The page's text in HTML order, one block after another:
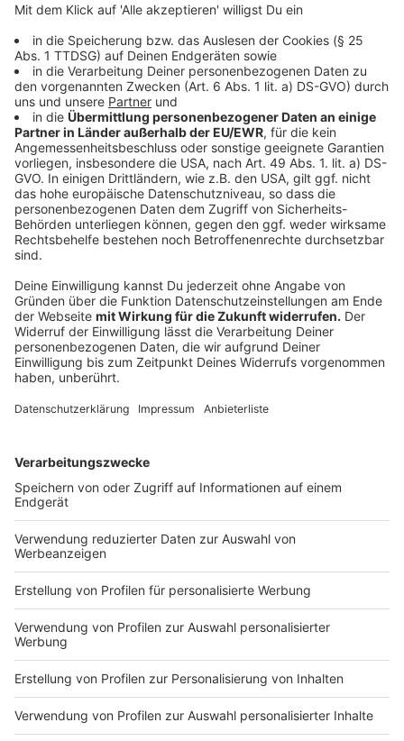
gegenüber der Protected Bike Lane bestätgt und hält
das Projekt für Geldverschwendung. Die CDU will jetzt
eine Radverbindung über die Bökelstraße oder die
Eickener Straße prüfen. Anders sieht das die SPD. Sie
akzeptiert zwar in ihrem Statement das Aus der Bike
Lane, will aber weiter an einem sicheren Radweg auf
der Hohenzollernstraße festhalten und
Alternativlösungen im Mobilitätsausschuss
diskutieren. Der bisherige separate Radweg dort sei
stark beschädigt.
06:33: Brandtsgarten soll umgestaltet werden
Der Brandtsgarten, eine Grün- und Spielfläche an der
Waldnieler Straße, soll aufgewertet werden. Deshalb
hat das Quartiermanagement Gladbach und Westend
jetzt eine Befragung auf ihrer Homepage gestartet.
Vorschläge zur Umgestaltung einbringen. Außerdem
Nachbarschaftsfeste oder Baum-Patenschaften
abstimmen. Durch neue Bepflanzungen und eine
innovative Lärmschutzvorrichtung soll sich der
Naturbildung entwickeln. Die Befragung läuft noch bis
zum 15. Aprilhier. Interessierte können sich mit ihren
Ideen auch per Mail an das Quartiersmanagement
unter: baches@qm.mg wenden.
Anzeige
DIENSTAG, 18. März